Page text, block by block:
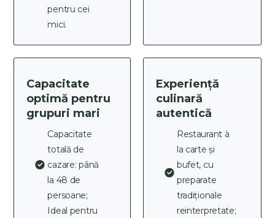
pentru cei
mici.
Capacitate
optimă pentru
grupuri mari
Capacitate
totală de
cazare: până
la 48 de
persoane;
Ideal pentru
Experiență
culinară
autentică
Restaurant à
la carte și
bufet, cu
preparate
tradiționale
reinterpretate;